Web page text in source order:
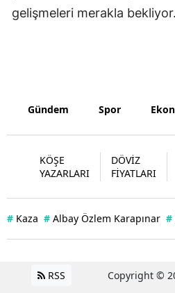
gelişmeleri merakla bekliyor.
Gündem Spor
KÖŞE
YAZARLARI
DÖVİZ
FİYATLARI
# Kaza # Albay Özlem Karapınar #
RSS Copyright ©